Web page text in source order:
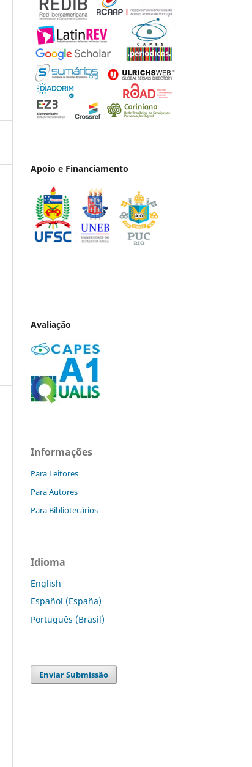
Apoio e Financiamento
Avaliação
Informações
Para Leitores
Para Autores
Para Bibliotecários
Idioma
English
Español (España)
Português (Brasil)
Enviar Submissão